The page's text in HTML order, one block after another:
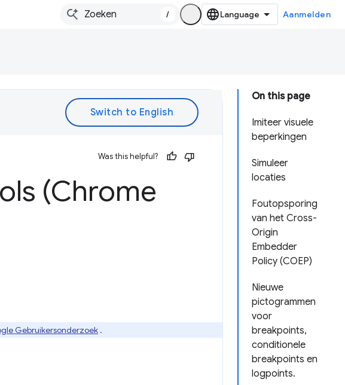
/ Aanmelden
On this page
Imiteer visuele
beperkingen
Simuleer
locaties
Foutopsporing
van het Cross-
Origin
Embedder
Policy (COEP)
Nieuwe
pictogrammen
voor
breakpoints,
conditionele
breakpoints en
logpoints.
Was this helpful?
(Chrome
Gebruikersonderzoek .